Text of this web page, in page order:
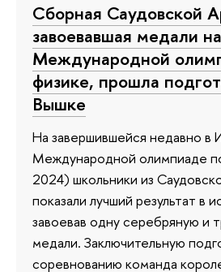
Сборная Саудовской
завоевавшая медали на
Международной
физике, прошла
Вышке
На завершившейся недавно в
Международной олимпиаде
2024) школьники из
показали лучший результат в
завоевав одну серебряную и
медали. Заключительную
соревнованию команда